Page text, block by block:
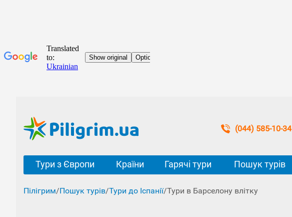
(044) 585-10-34
Тури з Європи Країни Гарячі тури Пошук турів
Пілігрим/Пошук турів/Тури до Іспанії/Тури в Барселону влітку